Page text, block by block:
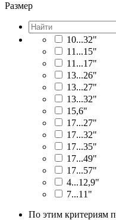
Размер
10...32"
11...15"
11...17"
13...26"
13...27"
13...32"
15,6"
17...27"
17...32"
17...35"
17...49"
17...57"
4...12,9"
7...11"
По этим критериям